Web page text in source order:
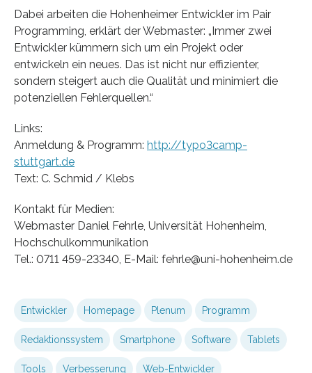
Dabei arbeiten die Hohenheimer Entwickler im Pair
Programming, erklärt der Webmaster: „Immer zwei
Entwickler kümmern sich um ein Projekt oder
entwickeln ein neues. Das ist nicht nur effizienter,
sondern steigert auch die Qualität und minimiert die
potenziellen Fehlerquellen.“
Links:
Anmeldung & Programm: http://typo3camp-
stuttgart.de
Text: C. Schmid / Klebs
Kontakt für Medien:
Webmaster Daniel Fehrle, Universität Hohenheim,
Hochschulkommunikation
Tel.: 0711 459-23340, E-Mail: fehrle@uni-hohenheim.de
Entwickler Homepage Plenum Programm
Redaktionssystem Smartphone Software Tablets
Tools Verbesserung Web-Entwickler